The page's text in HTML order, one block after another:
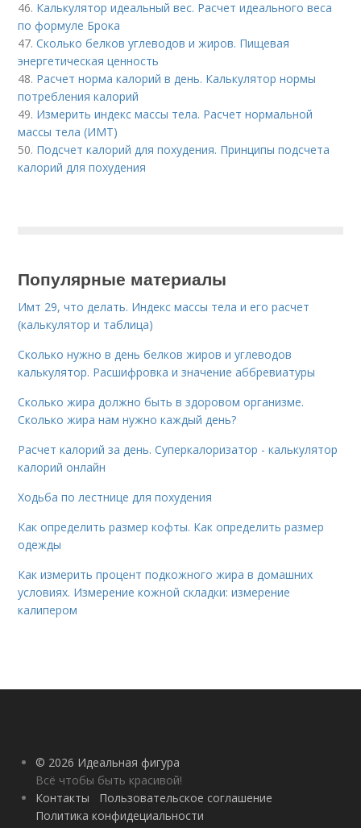
46. Калькулятор идеальный вес. Расчет идеального веса
по формуле Брока
47.Сколько белков углеводов и жиров. Пищевая
энергетическая ценность
48. Расчет норма калорий в день. Калькулятор нормы
потребления калорий
49. Измерить индекс массы тела. Расчет нормальной
массы тела (ИМТ)
50. Подсчет калорий для похудения. Принципы подсчета
калорий для похудения
Популярные материалы
Имт 29, что делать. Индекс массы тела и его расчет
(калькулятор и таблица)
Сколько нужно в день белков жиров и углеводов
калькулятор. Расшифровка и значение аббревиатуры
Сколько жира должно быть в здоровом организме.
Сколько жира нам нужно каждый день?
Расчет калорий за день. Суперкалоризатор - калькулятор
калорий онлайн
Ходьба по лестнице для похудения
Как определить размер кофты. Как определить размер
одежды
Как измерить процент подкожного жира в домашних
условиях. Измерение кожной складки: измерение
калипером
© 2026 Идеальная фигура
Всё чтобы быть красивой!
Контакты
Пользовательское соглашение
Политика конфидециальности